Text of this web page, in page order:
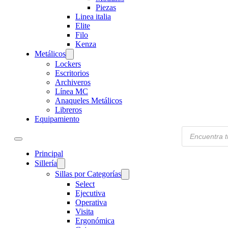
Piezas
Linea italia
Elite
Filo
Kenza
Metálicos
Lockers
Escritorios
Archiveros
Línea MC
Anaqueles Metálicos
Libreros
Equipamiento
Principal
Sillería
Sillas por Categorías
Select
Ejecutiva
Operativa
Visita
Ergonómica
Products
search